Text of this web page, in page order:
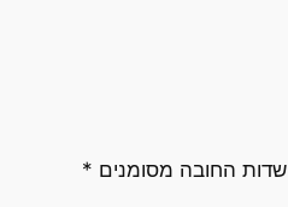
שדות החובה מסומנים *